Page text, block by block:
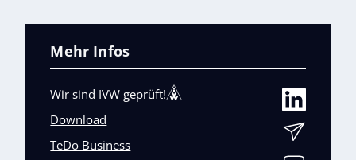
Mehr Infos
Wir sind IVW geprüft!
Download
TeDo Business